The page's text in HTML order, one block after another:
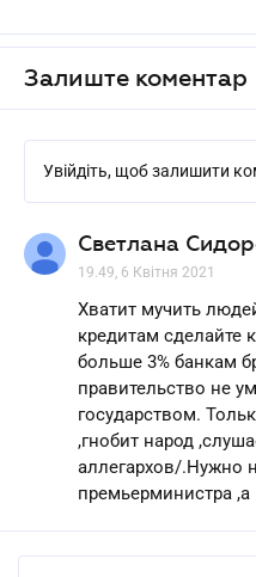
Залиште коментар
Увійдіть, щоб залишити
Светлана
19.49, 6 Квітня 2021
Хватит мучить
кредитам сделайте
больше 3% банкам
правительство не
государством.
,гнобит народ
аллегархов/.Нужно
премьерминистра ,а